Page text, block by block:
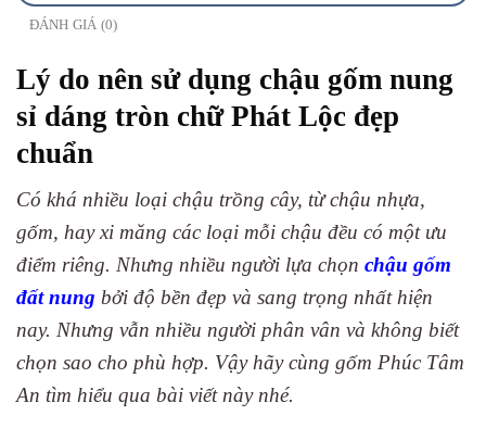
ĐÁNH GIÁ (0)
Lý do nên sử dụng chậu gốm nung
sỉ dáng tròn chữ Phát Lộc đẹp
chuẩn
Có khá nhiều loại chậu trồng cây, từ chậu nhựa,
gốm, hay xi măng các loại mỗi chậu đều có một ưu
điểm riêng. Nhưng nhiều người lựa chọn chậu gốm
đất nung bởi độ bền đẹp và sang trọng nhất hiện
nay. Nhưng vẫn nhiều người phân vân và không biết
chọn sao cho phù hợp. Vậy hãy cùng gốm Phúc Tâm
An tìm hiểu qua bài viết này nhé.